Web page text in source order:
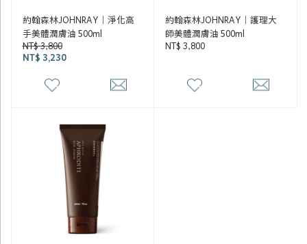
約翰森林JOHNRAY｜淨化高
手美體潤膚油 500ml
NT$ 3,800
NT$ 3,230
約翰森林JOHNRAY｜護理大
師美體潤膚油 500ml
NT$ 3,800